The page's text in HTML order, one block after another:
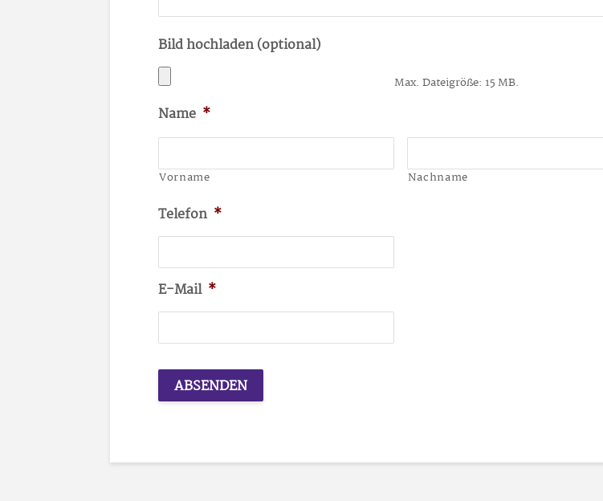
Bild hochladen (optional)
Max. Dateigröße: 15 MB.
Name *
Vorname Nachname
Telefon *
E-Mail *